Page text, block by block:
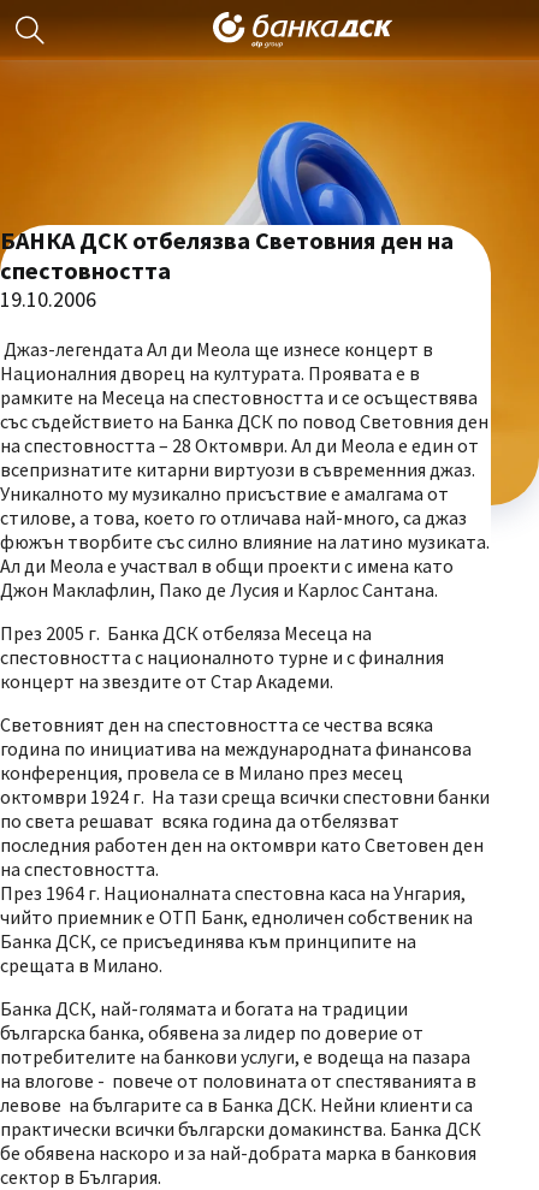
БАНКА ДСК отбелязва Световния ден на
спестовността
19.10.2006
Джаз-легендата Ал ди Меола ще изнесе концерт в
Националния дворец на културата. Проявата е в
рамките на Месеца на спестовността и се осъществява
със съдействието на Банка ДСК по повод Световния ден
на спестовността – 28 Октомври. Ал ди Меола е един от
всепризнатите китарни виртуози в съвременния джаз.
Уникалното му музикално присъствие е амалгама от
стилове, а това, което го отличава най-много, са джаз
фюжън творбите със силно влияние на латино музиката.
Ал ди Меола е участвал в общи проекти с имена като
Джон Маклафлин, Пако де Лусия и Карлос Сантана.
През 2005 г. Банка ДСК отбеляза Месеца на
спестовността с националното турне и с финалния
концерт на звездите от Стар Академи.
Световният ден на спестовността се чества всяка
година по инициатива на международната финансова
конференция, провела се в Милано през месец
октомври 1924 г. На тази среща всички спестовни банки
по света решават всяка година да отбелязват
последния работен ден на октомври като Световен ден
на спестовността.
През 1964 г. Националната спестовна каса на Унгария,
чийто приемник е ОТП Банк, едноличен собственик на
Банка ДСК, се присъединява към принципите на
срещата в Милано.
Банка ДСК, най-голямата и богата на традиции
българска банка, обявена за лидер по доверие от
потребителите на банкови услуги, е водеща на пазара
на влогове - повече от половината от спестяванията в
левове на българите са в Банка ДСК. Нейни клиенти са
практически всички български домакинства. Банка ДСК
бе обявена наскоро и за най-добрата марка в банковия
сектор в България.